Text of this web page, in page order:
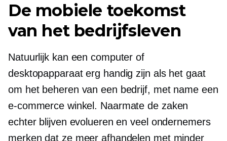
De mobiele toekomst
van het bedrijfsleven
Natuurlijk kan een computer of
desktopapparaat erg handig zijn als het gaat
om het beheren van een bedrijf, met name een
e-commerce winkel. Naarmate de zaken
echter blijven evolueren en veel ondernemers
merken dat ze meer afhandelen met minder